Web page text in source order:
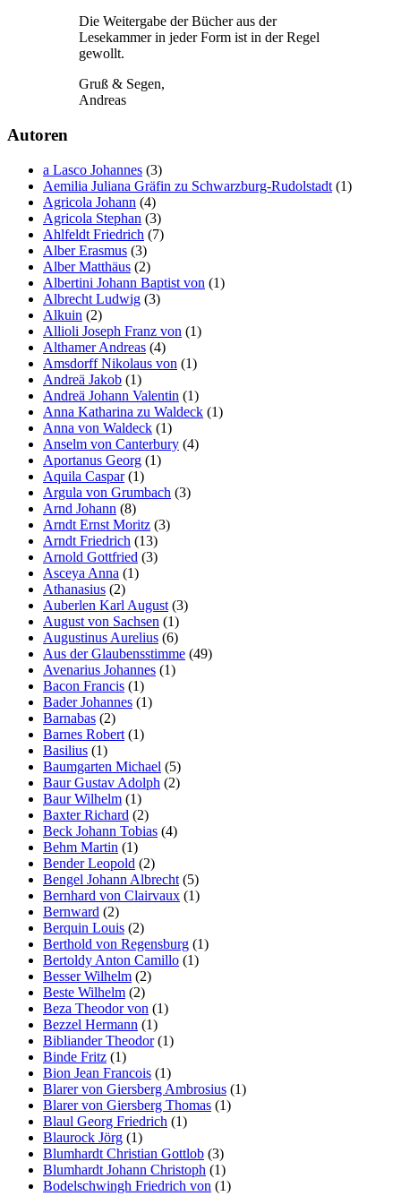
Die Weitergabe der Bücher aus der
Lesekammer in jeder Form ist in der Regel
gewollt.
Gruß & Segen,
Andreas
Autoren
a Lasco Johannes (3)
Aemilia Juliana Gräfin zu Schwarzburg-Rudolstadt (1)
Agricola Johann (4)
Agricola Stephan (3)
Ahlfeldt Friedrich (7)
Alber Erasmus (3)
Alber Matthäus (2)
Albertini Johann Baptist von (1)
Albrecht Ludwig (3)
Alkuin (2)
Allioli Joseph Franz von (1)
Althamer Andreas (4)
Amsdorff Nikolaus von (1)
Andreä Jakob (1)
Andreä Johann Valentin (1)
Anna Katharina zu Waldeck (1)
Anna von Waldeck (1)
Anselm von Canterbury (4)
Aportanus Georg (1)
Aquila Caspar(1)
Argula von Grumbach (3)
Arnd Johann (8)
Arndt Ernst Moritz (3)
Arndt Friedrich (13)
Arnold Gottfried (3)
Asceya Anna (1)
Athanasius (2)
Auberlen Karl August (3)
August von Sachsen (1)
Augustinus Aurelius (6)
Aus der Glaubensstimme (49)
Avenarius Johannes (1)
Bacon Francis (1)
Bader Johannes (1)
Barnabas (2)
Barnes Robert (1)
Basilius (1)
Baumgarten Michael (5)
Baur Gustav Adolph (2)
Baur Wilhelm (1)
Baxter Richard (2)
Beck Johann Tobias (4)
Behm Martin (1)
Bender Leopold (2)
Bengel Johann Albrecht (5)
Bernhard von Clairvaux (1)
Bernward (2)
Berquin Louis (2)
Berthold von Regensburg (1)
Bertoldy Anton Camillo (1)
Besser Wilhelm (2)
Beste Wilhelm (2)
Beza Theodor von (1)
Bezzel Hermann (1)
Bibliander Theodor(1)
Binde Fritz (1)
Bion Jean Francois (1)
Blarer von Giersberg Ambrosius (1)
Blarer von Giersberg Thomas (1)
Blaul Georg Friedrich (1)
Blaurock Jörg (1)
Blumhardt Christian Gottlob (3)
Blumhardt Johann Christoph (1)
Bodelschwingh Friedrich von (1)